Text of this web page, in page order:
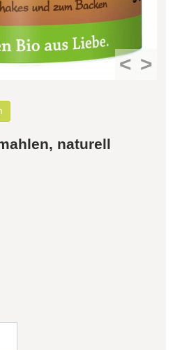
< >
naturell